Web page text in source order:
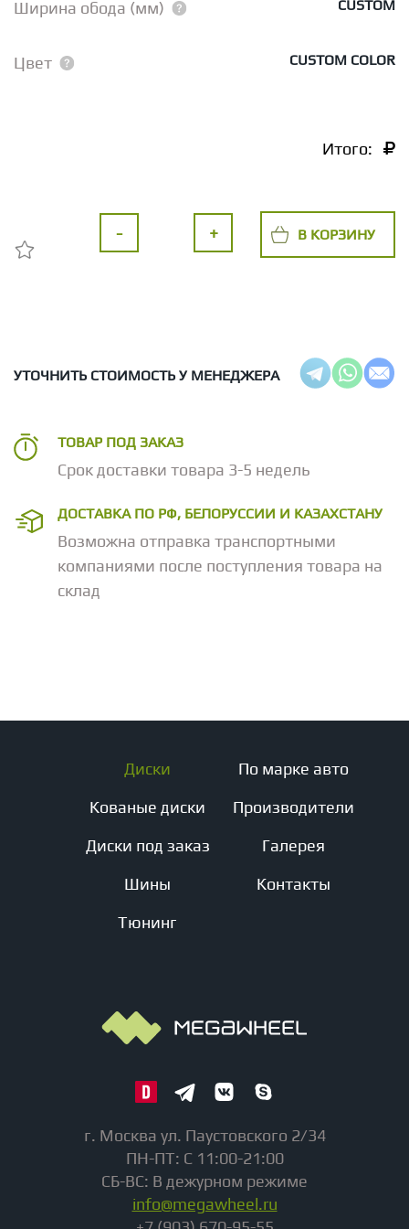
Ширина обода (мм) CUSTOM
Цвет CUSTOM COLOR
Итого:
- + В КОРЗИНУ
УТОЧНИТЬ СТОИМОСТЬ У МЕНЕДЖЕРА
ТОВАР ПОД ЗАКАЗ
Срок доставки товара 3-5 недель
ДОСТАВКА ПО РФ, БЕЛОРУССИИ И КАЗАХСТАНУ
Возможна отправка транспортными
компаниями после поступления товара на
склад
Диски
Кованые диски
Диски под заказ
Шины
Тюнинг
По марке авто
Производители
Галерея
Контакты
г. Москва ул. Паустовского 2/34
ПН-ПТ: С 11:00-21:00
СБ-ВС: В дежурном режиме
info@megawheel.ru